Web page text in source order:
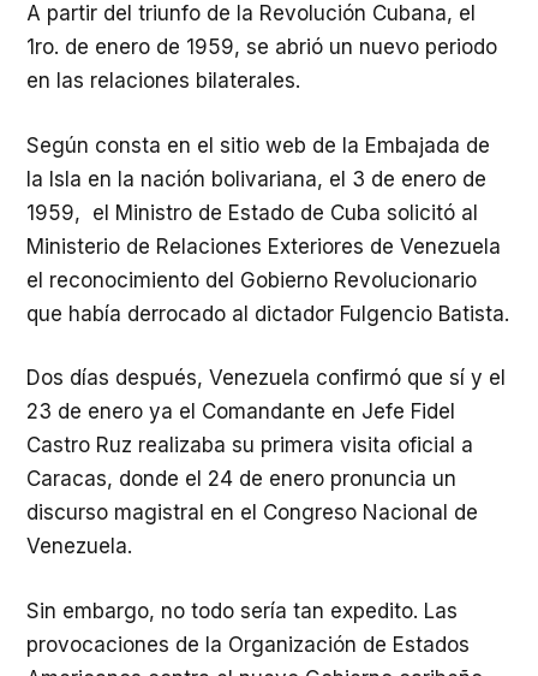
A partir del triunfo de la Revolución Cubana, el
1ro. de enero de 1959, se abrió un nuevo periodo
en las relaciones bilaterales.
Según consta en el sitio web de la Embajada de
la Isla en la nación bolivariana, el 3 de enero de
1959, el Ministro de Estado de Cuba solicitó al
Ministerio de Relaciones Exteriores de Venezuela
el reconocimiento del Gobierno Revolucionario
que había derrocado al dictador Fulgencio Batista.
Dos días después, Venezuela confirmó que sí y el
23 de enero ya el Comandante en Jefe Fidel
Castro Ruz realizaba su primera visita oficial a
Caracas, donde el 24 de enero pronuncia un
discurso magistral en el Congreso Nacional de
Venezuela.
Sin embargo, no todo sería tan expedito. Las
provocaciones de la Organización de Estados